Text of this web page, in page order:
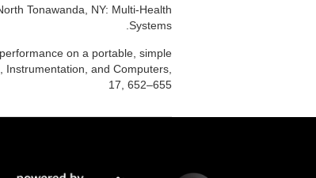
Tonawanda, NY: Multi-Health
Systems.
on a portable, simple
Instrumentation, and Computers,
17, 652–655